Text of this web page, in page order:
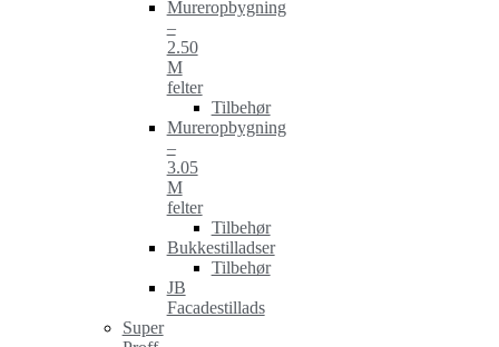
Mureropbygning
–
2.50
M
felter
Tilbehør
Mureropbygning
–
3.05
M
felter
Tilbehør
Bukkestilladser
Tilbehør
JB
Facadestillads
Super